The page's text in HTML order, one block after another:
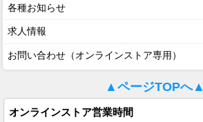
各種お知らせ
求人情報
お問い合わせ（オンラインストア専用）
▲ページTOPへ▲
オンラインストア営業時間